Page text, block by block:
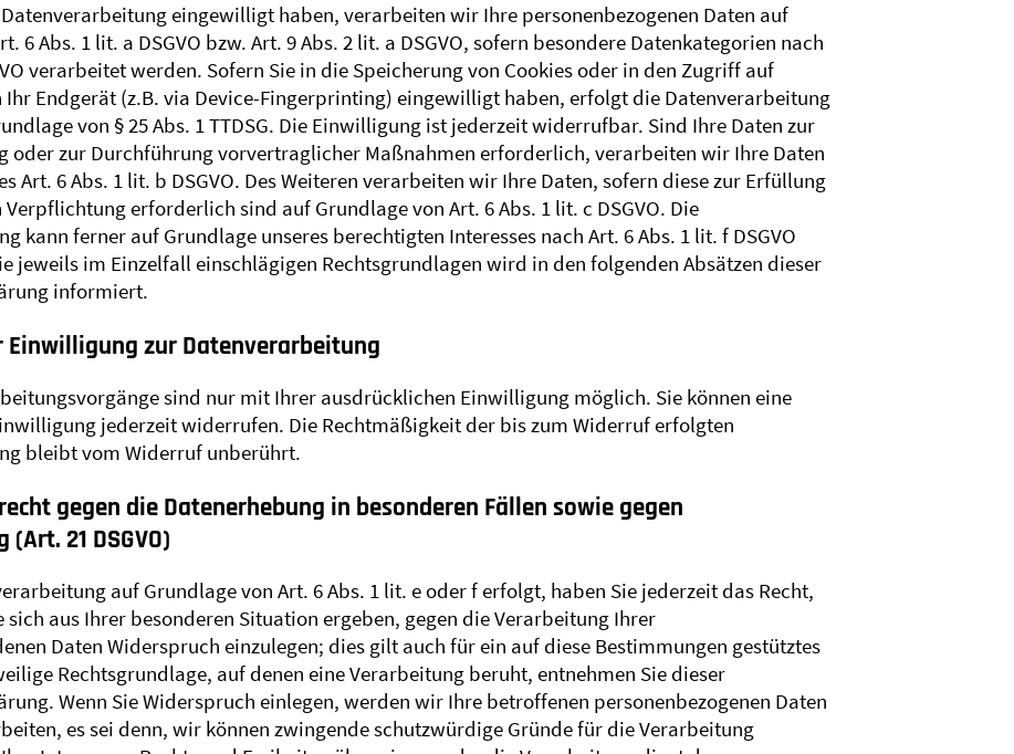
eingewilligt haben, verarbeiten wir Ihre personenbezogenen Daten auf
6 Abs. 1 lit. a DSGVO bzw. Art. 9 Abs. 2 lit. a DSGVO, sofern besondere Datenkategorien nach
verarbeitet werden. Sofern Sie in die Speicherung von Cookies oder in den Zugriff auf
Endgerät (z.B. via Device-Fingerprinting) eingewilligt haben, erfolgt die Datenverarbeitung
von § 25 Abs. 1 TTDSG. Die Einwilligung ist jederzeit widerrufbar. Sind Ihre Daten zur
oder zur Durchführung vorvertraglicher Maßnahmen erforderlich, verarbeiten wir Ihre Daten
Art. 6 Abs. 1 lit. b DSGVO. Des Weiteren verarbeiten wir Ihre Daten, sofern diese zur Erfüllung
erforderlich sind auf Grundlage von Art. 6 Abs. 1 lit. c DSGVO. Die
kann ferner auf Grundlage unseres berechtigten Interesses nach Art. 6 Abs. 1 lit. f DSGVO
jeweils im Einzelfall einschlägigen Rechtsgrundlagen wird in den folgenden Absätzen dieser
informiert.
zur Datenverarbeitung
sind nur mit Ihrer ausdrücklichen Einwilligung möglich. Sie können eine
jederzeit widerrufen. Die Rechtmäßigkeit der bis zum Widerruf erfolgten
bleibt vom Widerruf unberührt.
gegen die Datenerhebung in besonderen Fällen sowie gegen
21 DSGVO)
auf Grundlage von Art. 6 Abs. 1 lit. e oder f erfolgt, haben Sie jederzeit das Recht,
sich aus Ihrer besonderen Situation ergeben, gegen die Verarbeitung Ihrer
Daten Widerspruch einzulegen; dies gilt auch für ein auf diese Bestimmungen gestütztes
Rechtsgrundlage, auf denen eine Verarbeitung beruht, entnehmen Sie dieser
Wenn Sie Widerspruch einlegen, werden wir Ihre betroffenen personenbezogenen Daten
es sei denn, wir können zwingende schutzwürdige Gründe für die Verarbeitung